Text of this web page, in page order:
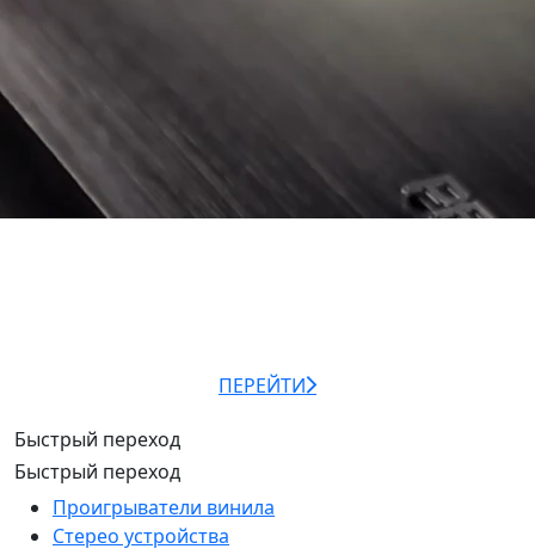
ПЕРЕЙТИ
Быстрый переход
Быстрый переход
Проигрыватели винила
Стерео устройства